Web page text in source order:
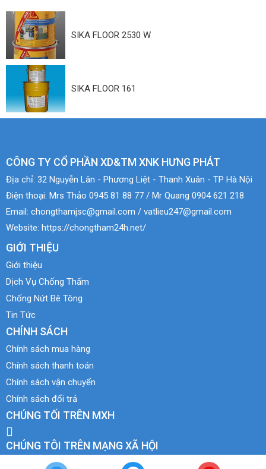
SIKA FLOOR 2530 W
SIKA FLOOR 161
CÔNG TY CỔ PHẦN XD&TM XNK HƯNG PHÁT
Địa chỉ: 32 Nguyễn Lân - Phương Liệt - Thanh Xuân - TP Hà Nội
Điện thoại: Mrs Thảo 0945 81 88 77 / Mr Quang 0904 621 218
Email: chongthamjsc@gmail.com / vatlieu247@gmail.com
Website: https://chongtham24h.net/
GIỚI THIỆU
Giới thiệu
Dịch Vụ Chống Thấm
Chống Nứt Bê Tông
Tin Tức
CHÍNH SÁCH
Chính sách mua hàng
Chính sách thanh toán
Chính sách vận chuyển
Chính sách đổi trả
CHÚNG TỐI TRÊN MXH
CHÚNG TÔI TRÊN MẠNG XÃ HỘI